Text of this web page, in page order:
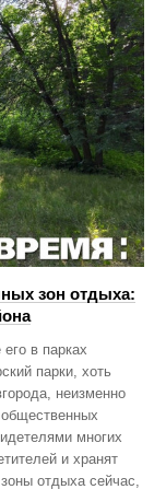
зон отдыха:
в парках
парки, хоть
неизменно
многих
и хранят
отдыха сейчас,